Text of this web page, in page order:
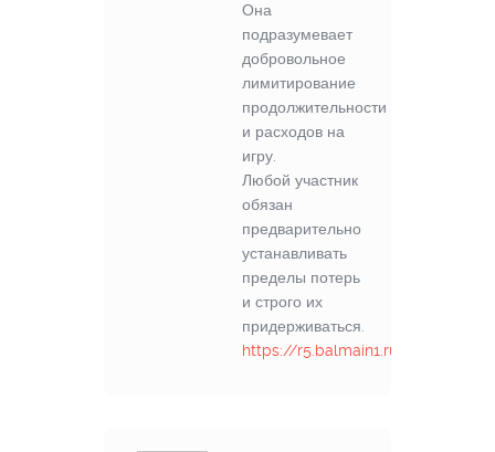
Она
подразумевает
добровольное
лимитирование
продолжительности
и расходов на
игру.
Любой участник
обязан
предварительно
устанавливать
пределы потерь
и строго их
придерживаться.
https://r5.balmain1.ru/